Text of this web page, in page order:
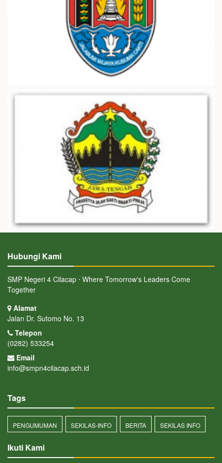
Hubungi Kami
SMP Negeri 4 Cilacap ⋅ Where Tomorrow's Leaders Come
Together
Alamat
Jalan Dr. Sutomo No. 13
Telepon
(0282) 533254
Email
info@smpn4cilacap.sch.id
Tags
PENGUMUMAN SEKILAS-INFO BERITA SEKILAS INFO
Ikuti Kami